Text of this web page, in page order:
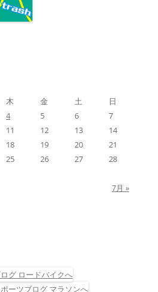
木 金 土
日
4 5 6
7
11 12 13
14
18 19 20
21
25 26 27
28
7月 »